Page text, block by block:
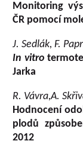
Monitoring
ČR pomocí
J. Sedlák, F.
In vitro
Jarka
R. Vávra,A.
Hodnocení
plodů
2012